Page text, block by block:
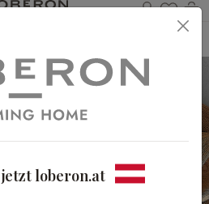
Du
jetzt loberon.at